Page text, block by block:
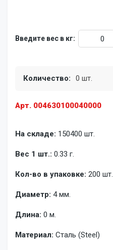
Арт. 004630100040000
На складе: 150400 шт.
Вес 1 шт.: 0.33 г.
Кол-во в упаковке: 200 шт.
Диаметр: 4 мм.
Длина: 0 м.
Материал: Сталь (Steel)
Введите вес в кг:
Количество: 0 шт.